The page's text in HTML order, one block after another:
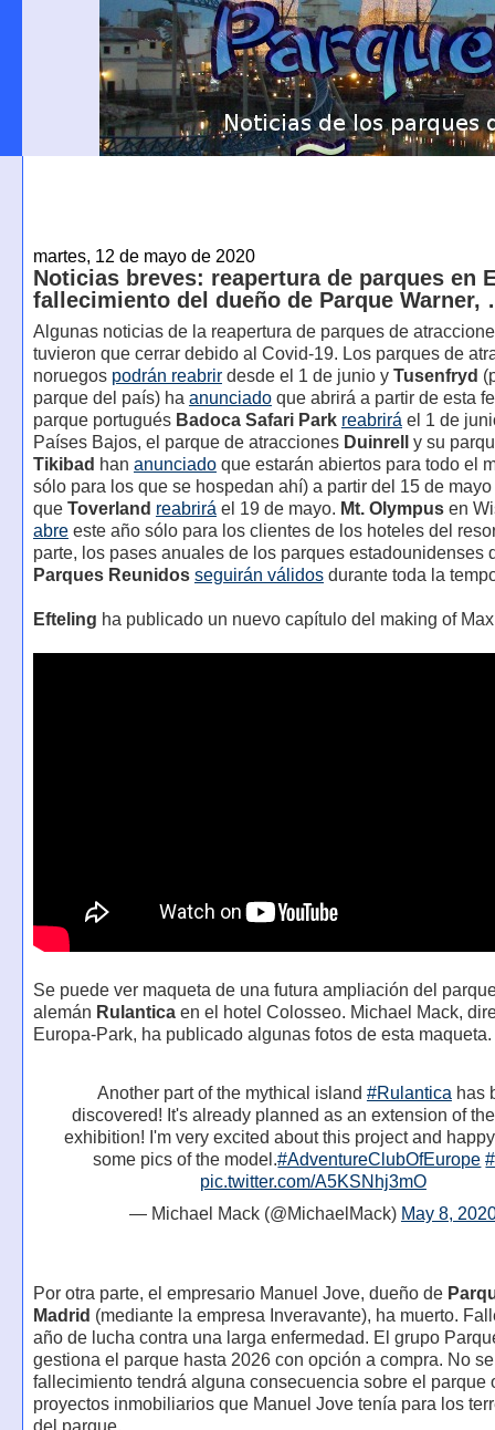
martes, 12 de mayo de 2020
Noticias breves: reapertura de parques en
fallecimiento del dueño de Parque Warner,
Algunas noticias de la reapertura de parques de
tuvieron que cerrar debido al Covid-19. Los parques de
noruegos podrán reabrirdesde el 1 de junio y Tusenfryd
parque del país) ha anunciadoque abrirá a partir de esta
parque portugués Badoca Safari Park reabrirá el 1 de
Países Bajos, el parque de atracciones Duinrell
y su
Tikibad han anunciadoque estarán abiertos para todo el
sólo para los que se hospedan ahí) a partir del 15 de
que Toverland reabrirá el 19 de mayo. Mt. Olympusen
abreeste año sólo para los clientes de los hoteles del
parte, los pases anuales de los parques estadounidenses
Parques Reunidos seguirán válidosdurante toda la
Efteling ha publicado un nuevo capítulo del making of
Se puede ver maqueta de una futura ampliación del
alemán Rulanticaen el hotel Colosseo. Michael Mack,
Europa-Park, ha publicado algunas fotos de esta maqueta.
Another part of the mythical island #Rulantica has
discovered! It's already planned as an extension of
exhibition! I'm very excited about this project and
some pics of the model.#AdventureClubOfEurope
pic.twitter.com/A5KSNhj3mO
— Michael Mack (@MichaelMack) May 8,
Por otra parte, el empresario Manuel Jove, dueño de
Madrid (mediante la empresa Inveravante), ha muerto.
año de lucha contra una larga enfermedad. El grupo
gestiona el parque hasta 2026 con opción a compra. No
fallecimiento tendrá alguna consecuencia sobre el parque
proyectos inmobiliarios que Manuel Jove tenía para los